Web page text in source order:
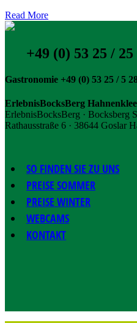
Read More
+49 (0) 53 25 / 25
Gastronomie +49 (0) 53 25 / 5
ErlebnisBocksBerg
ErlebnisBocksBerg · Bocksberg
Rathausstraße 6 · 38644 Goslar
SO FINDEN SIE ZU UNS
PREISE SOMMER
PREISE WINTER
WEBCAMS
KONTAKT